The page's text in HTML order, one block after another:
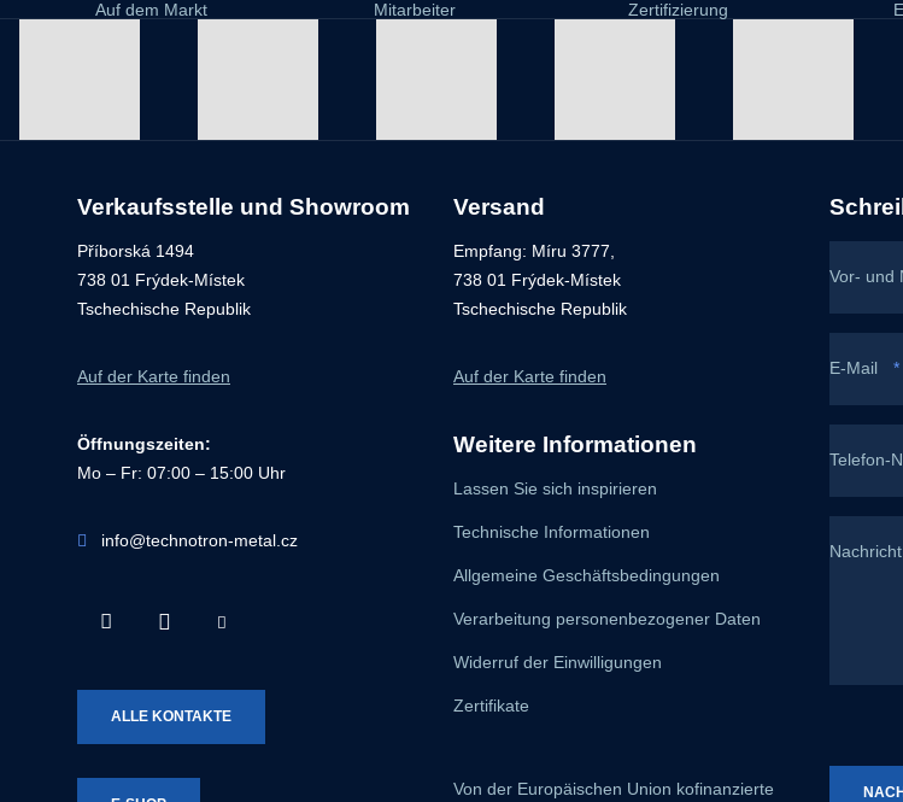
Auf dem Markt Mitarbeiter Zertifizierung
Verkaufsstelle und Showroom
Příborská 1494
738 01 Frýdek-Místek
Tschechische Republik
Auf der Karte finden
Öffnungszeiten:
Mo – Fr: 07:00 – 15:00 Uhr
info@technotron-metal.cz
ALLE KONTAKTE
Versand
Empfang: Míru 3777,
738 01 Frýdek-Místek
Tschechische Republik
Auf der Karte finden
Weitere Informationen
Lassen Sie sich inspirieren
Technische Informationen
Allgemeine Geschäftsbedingungen
Verarbeitung personenbezogener Daten
Widerruf der Einwilligungen
Zertifikate
Von der Europäischen Union kofinanzierte
Vor- und
E-Mail *
Telefon-
Nachricht